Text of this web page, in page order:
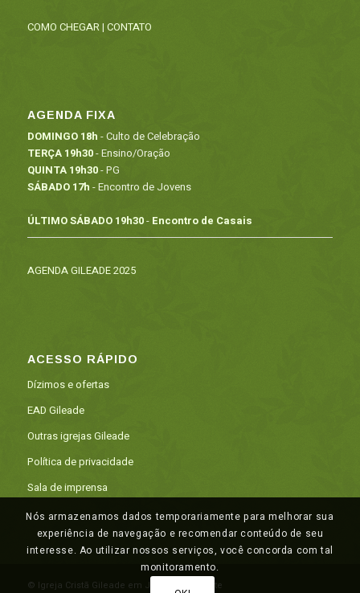
COMO CHEGAR| CONTATO
AGENDA FIXA
DOMINGO 18h - Culto de Celebração
TERÇA 19h30- Ensino/Oração
QUINTA 19h30- PG
SÁBADO 17h - Encontro de Jovens
ÚLTIMO SÁBADO 19h30- Encontro de Casais
AGENDA GILEADE 2025
ACESSO RÁPIDO
Dízimos e ofertas
EAD Gileade
Outras igrejas Gileade
Política de privacidade
Sala de imprensa
© Igreja Cristã Gileade em Juazeiro do Norte
Nós armazenamos dados temporariamente para melhorar sua
experiência de navegação e recomendar conteúdo de seu
interesse. Ao utilizar nossos serviços, você concorda com tal
monitoramento.